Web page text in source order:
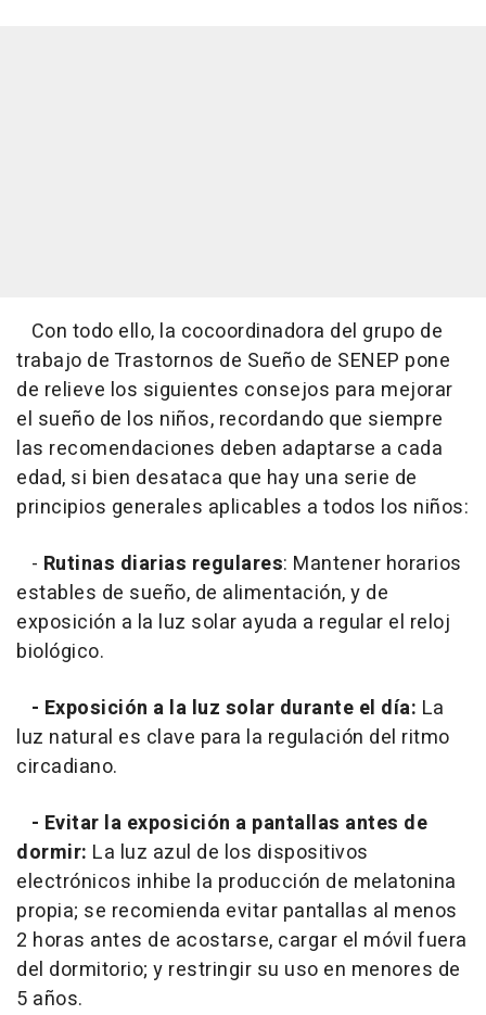
Con todo ello, la cocoordinadora del grupo de
trabajo de Trastornos de Sueño de SENEP pone
de relieve los siguientes consejos para mejorar
el sueño de los niños, recordando que siempre
las recomendaciones deben adaptarse a cada
edad, si bien desataca que hay una serie de
principios generales aplicables a todos los niños:
- Rutinas diarias regulares: Mantener horarios
estables de sueño, de alimentación, y de
exposición a la luz solar ayuda a regular el reloj
biológico.
- Exposición a la luz solar durante el día: La
luz natural es clave para la regulación del ritmo
circadiano.
- Evitar la exposición a pantallas antes de
dormir: La luz azul de los dispositivos
electrónicos inhibe la producción de melatonina
propia; se recomienda evitar pantallas al menos
2 horas antes de acostarse, cargar el móvil fuera
del dormitorio; y restringir su uso en menores de
5 años.